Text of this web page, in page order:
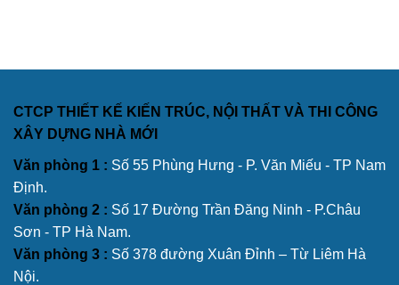
CTCP THIẾT KẾ KIẾN TRÚC, NỘI THẤT VÀ THI CÔNG
XÂY DỰNG NHÀ MỚI
Văn phòng 1 : Số 55 Phùng Hưng - P. Văn Miếu - TP Nam
Định.
Văn phòng 2 : Số 17 Đường Trần Đăng Ninh - P.Châu
Sơn - TP Hà Nam.
Văn phòng 3 : Số 378 đường Xuân Đỉnh – Từ Liêm Hà
Nội.